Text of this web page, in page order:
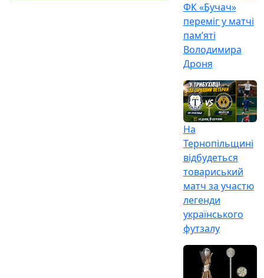
ФК «Бучач»
переміг у матчі
пам’яті
Володимира
Дроня
На
Тернопільщині
відбудеться
товариський
матч за участю
легенди
українського
футзалу